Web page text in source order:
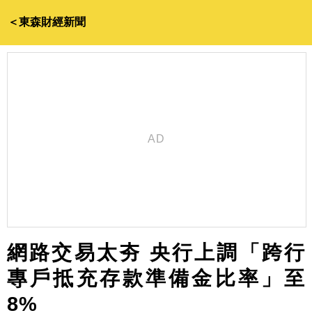
＜東森財經新聞
網路交易太夯 央行上調「跨行
專戶抵充存款準備金比率」至
8%